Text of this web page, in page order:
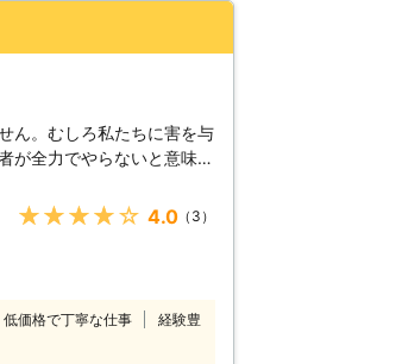
ん。むしろ私たちに害を与
が全力でやらないと意味が
を生き残らせてしまいま
やってもあまり意味があり
スには何の問題もありませ
に関しても非常に詳しい知
しております。 【湿
、湿った木材しか食べな
★★★★★ 4.0（3）
低価格で丁寧な仕事
経験豊